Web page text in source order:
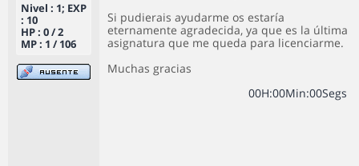
Nivel : 1; EXP
: 10
HP : 0 / 2
MP : 1 / 106
Si pudierais ayudarme os estaría
eternamente agradecida, ya que es la última
asignatura que me queda para licenciarme.
Muchas gracias
00H:00Min:00Segs